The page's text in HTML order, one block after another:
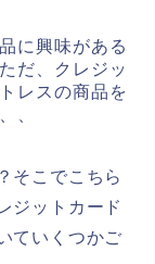
に興味がある
だ、クレジッ
レスの商品を
、
そこでこちら
ジットカード
ていくつかご